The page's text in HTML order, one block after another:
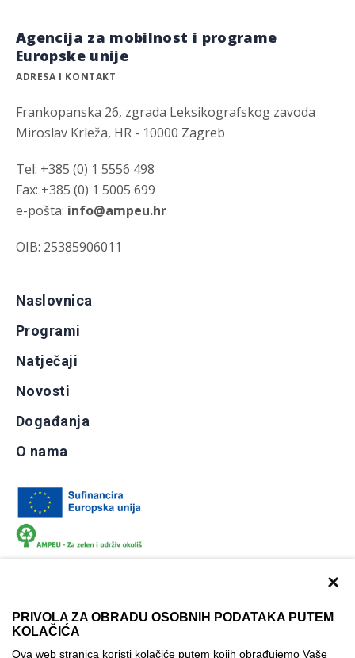
×
PRIVOLA ZA OBRADU OSOBNIH PODATAKA PUTEM
KOLAČIĆA
Ova web stranica koristi kolačiće putem kojih obrađujemo Vaše
Agencija za mobilnost i programe
Europske unije
ADRESA I KONTAKT
Frankopanska 26, zgrada Leksikografskog zavoda
Miroslav Krleža, HR - 10000 Zagreb
Tel: +385 (0) 1 5556 498
Fax: +385 (0) 1 5005 699
e-pošta: info@ampeu.hr
OIB: 25385906011
Naslovnica
Programi
Natječaji
Novosti
Događanja
O nama